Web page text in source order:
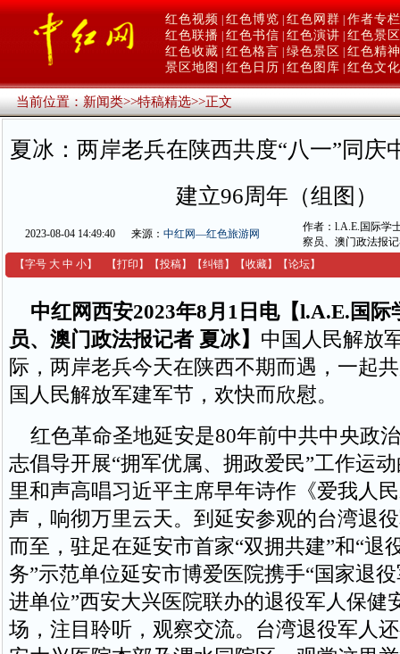
红色视频 红色博览 红色网群 作者专栏
红色联播 红色书信 红色演讲 红色景区
红色收藏 红色格言 绿色景区
红色精神
景区地图
红色日历 红色图库 红色文化
当前位置：新闻类>>特稿精选>>正文
夏冰：两岸老兵在陕西共度“八一”同庆
建立96周年（组图）
2023-08-04 14:49:40 来源： 中红网—红色旅游网
作者：l.A.E.国际学
察员、澳门政法报
【字号 大 中 小】 【打印 】 【投稿】 【纠错】 【收藏】 【论坛】
中红网西安2023年8月1日电【l.A.E.国际
员、澳门政法报记者 夏冰】 中国人民解放
际，两岸老兵今天在陕西不期而遇，一起
国人民解放军建军节，欢快而欣慰。
红色革命圣地延安是80年前中共中央政
志倡导开展“拥军优属、拥政爱民”工作运
里和声高唱习近平主席早年诗作《爱我人
声，响彻万里云天。到延安参观的台湾退
而至，驻足在延安市首家“双拥共建”和“退
务”示范单位延安市博爱医院携手“国家退
进单位”西安大兴医院联办的退役军人保健
场，注目聆听，观察交流。台湾退役军人